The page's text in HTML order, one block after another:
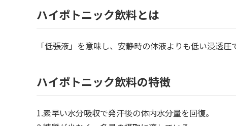
ハイポトニック飲料とは
「低張液」を意味し、安静時の体液よりも低い浸透
ハイポトニック飲料の特徴
1.素早い水分吸収で発汗後の体内水分量を回復。